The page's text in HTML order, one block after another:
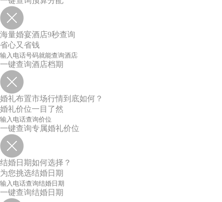
海量婚宴酒店9秒查询
省心又省钱
一键查询酒店档期
婚礼布置市场行情到底如何？
婚礼价位一目了然
一键查询专属婚礼价位
结婚日期如何选择？
为您挑选结婚日期
一键查询结婚日期